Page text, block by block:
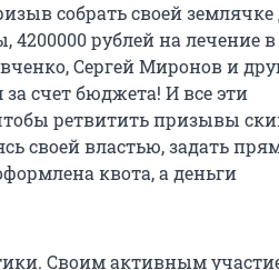
собрать своей
рублей на лечение в
Сергей Миронов и
счет бюджета! И все эти
ретвитить призывы
своей властью, задать
квота, а деньги
Своим активным